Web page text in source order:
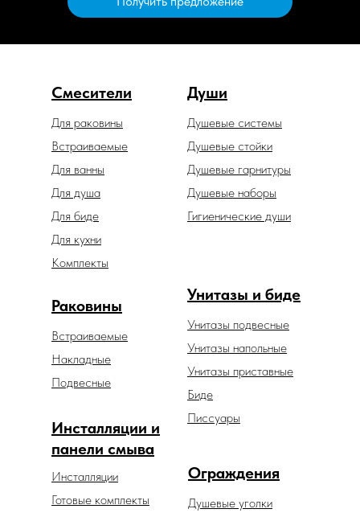
Смесители Души
Душевые гарнитуры
Душевые системы
Гигиенические души
Душевые наборы
Унитазы и биде
Унитазы подвесные
Унитазы напольные
Унитазы приставные
Раковины
Встраиваемые
Накладные
Подвесные
Встраиваемые
Для биде
Для ванны
Для душа
Для раковины
Для кухни
Ограждения
Душевые уголки
Душевые стойки
Биде
Инсталляции и
панели смыва
Инсталляции
Готовые комплекты
Комплекты
Писсуары